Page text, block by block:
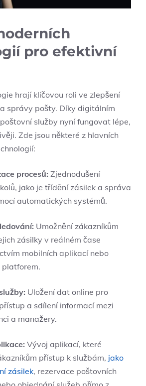
pro efektivní
hrají klíčovou roli ve zlepšení
správy pošty. Díky digitálním
služby nyní fungovat lépe,
Zde jsou některé z hlavních
procesů: Zjednodušení
jako je třídění zásilek a správa
automatických systémů.
Umožnění zákazníkům
zásilky v reálném čase
mobilních aplikací nebo
Uložení dat online pro
a sdílení informací mezi
a manažery.
Vývoj aplikací, které
přístup k službám, jako
zásilek, rezervace poštovních